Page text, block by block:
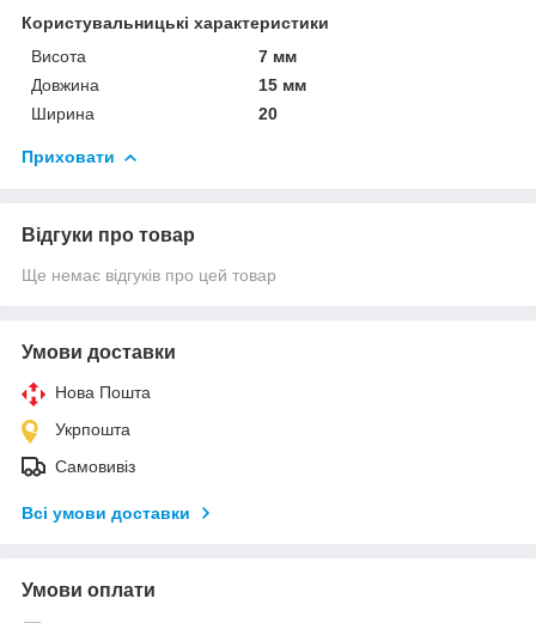
Користувальницькі характеристики
Висота
7 мм
Довжина
15 мм
Ширина
20
Приховати
Відгуки про товар
Ще немає відгуків про цей товар
Умови доставки
Нова Пошта
Укрпошта
Самовивіз
Всі умови доставки
Умови оплати